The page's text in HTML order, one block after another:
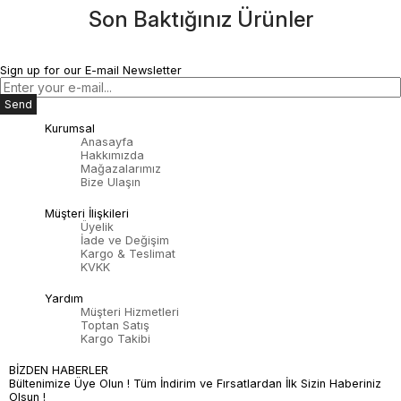
Son Baktığınız Ürünler
Sign up for our E-mail Newsletter
Send
Kurumsal
Anasayfa
Hakkımızda
Mağazalarımız
Bize Ulaşın
Müşteri İlişkileri
Üyelik
İade ve Değişim
Kargo & Teslimat
KVKK
Yardım
Müşteri Hizmetleri
Toptan Satış
Kargo Takibi
BİZDEN HABERLER
Bültenimize Üye Olun ! Tüm İndirim ve Fırsatlardan İlk Sizin Haberiniz
Olsun !